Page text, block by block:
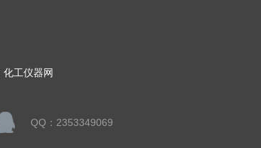
化工仪器网
QQ：2353349069